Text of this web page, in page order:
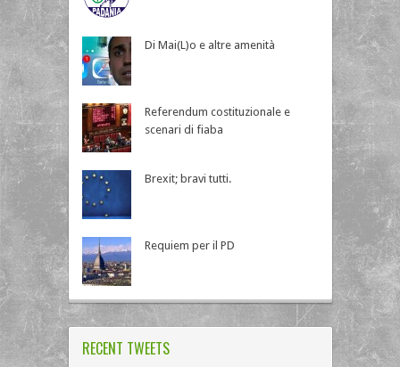
Di Mai(L)o e altre amenità
Referendum costituzionale e
scenari di fiaba
Brexit; bravi tutti.
Requiem per il PD
RECENT TWEETS